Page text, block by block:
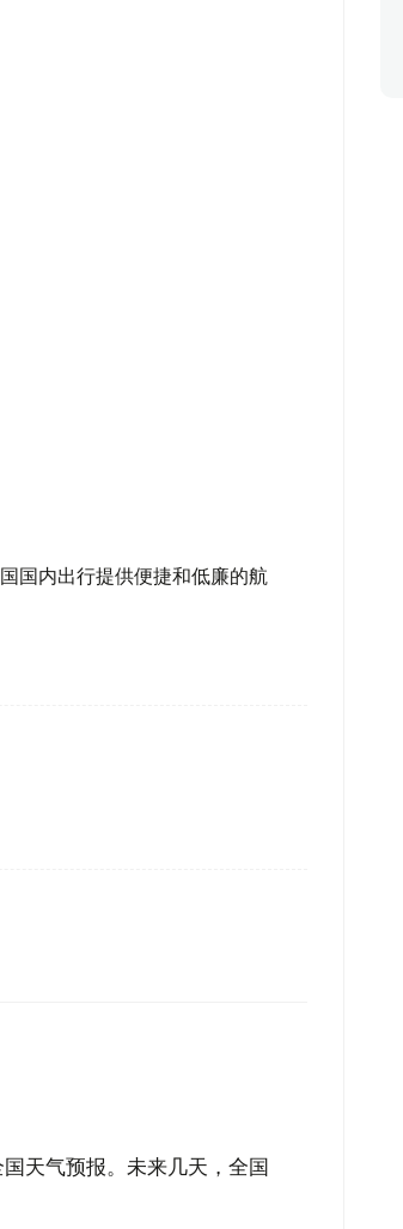
国内出行提供便捷和低廉的航
天气预报。未来几天，全国